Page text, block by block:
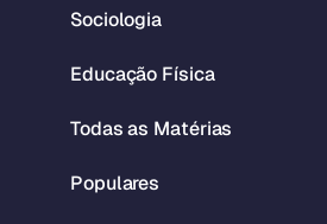
Sociologia
Educação Física
Todas as Matérias
Populares